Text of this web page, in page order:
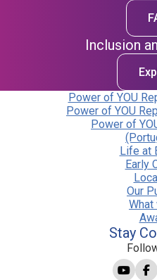
Inclusion
Power of YOU
Power of YOU
Power of
Life at
Early
Our
What
Stay